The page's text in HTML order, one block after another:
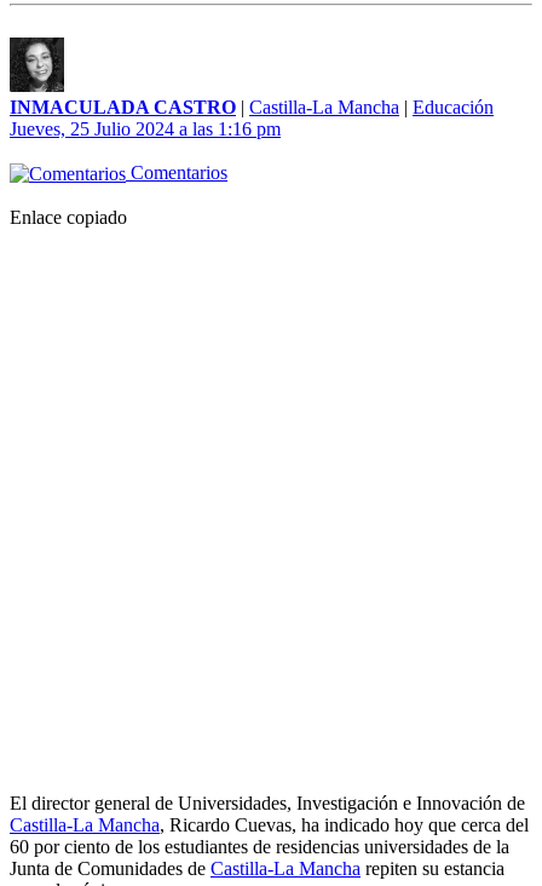
INMACULADA CASTRO | Castilla-La Mancha | Educación
Jueves, 25 Julio 2024 a las 1:16 pm
Comentarios
Enlace copiado
El director general de Universidades, Investigación e Innovación de
Castilla-La Mancha, Ricardo Cuevas, ha indicado hoy que cerca del
60 por ciento de los estudiantes de residencias universidades de la
Junta de Comunidades de Castilla-La Mancha repiten su estancia